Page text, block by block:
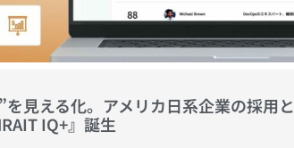
見える化。アメリカ日系企業の採用と
IQ+』誕生